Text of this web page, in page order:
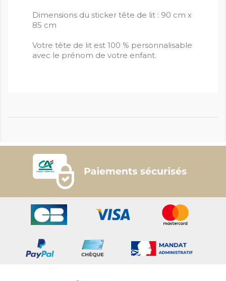
Dimensions du sticker tête de lit : 90 cm x
85 cm
Votre tête de lit est 100 % personnalisable
avec le prénom de votre enfant.